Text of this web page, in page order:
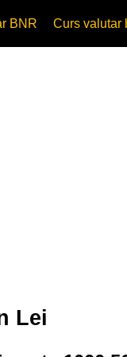
BNR Curs valutar
Lei